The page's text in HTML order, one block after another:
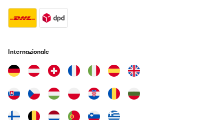
Internazionale